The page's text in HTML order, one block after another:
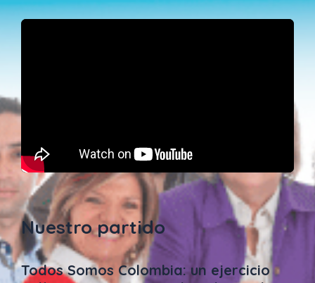
Nuestro partido
Todos Somos Colombia: un ejercicio